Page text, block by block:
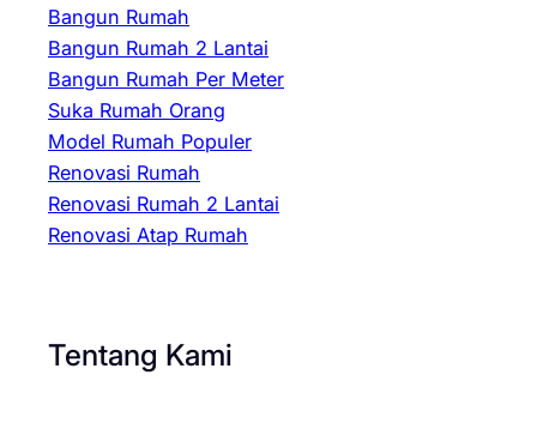
Bangun Rumah
Bangun Rumah 2 Lantai
Bangun Rumah Per Meter
Suka Rumah Orang
Model Rumah Populer
Renovasi Rumah
Renovasi Rumah 2 Lantai
Renovasi Atap Rumah
Tentang Kami